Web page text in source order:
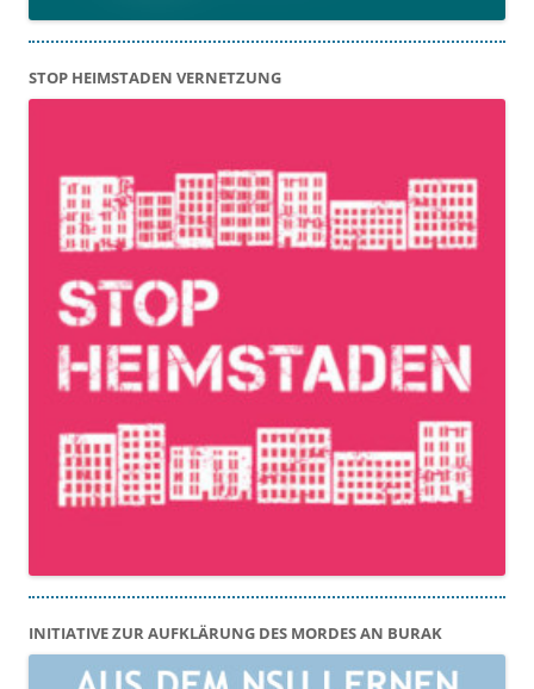
STOP HEIMSTADEN VERNETZUNG
INITIATIVE ZUR AUFKLÄRUNG DES MORDES AN BURAK